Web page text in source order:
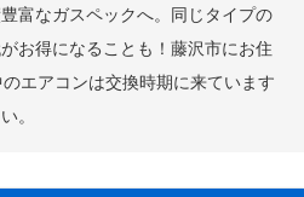
富なガスペックへ。同じタイプの
お得になることも！藤沢市にお住
エアコンは交換時期に来ています
。